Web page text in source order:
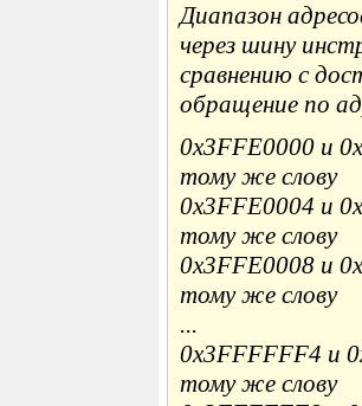
Диапазон
через шину
сравнению с
обращение по
0x3FFE0000 и
тому же слову
0x3FFE0004 и
тому же слову
0x3FFE0008 и
тому же слову
...
0x3FFFFFF4 и
тому же слову